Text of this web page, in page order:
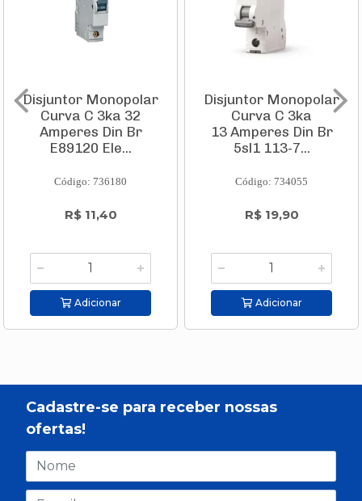
Disjuntor Monopolar
Curva C 3ka 32
Amperes Din Br
E89120 Ele...
Código: 736180
R$ 11,40
Adicionar
Disjuntor Monopolar
Curva C 3ka
13 Amperes Din Br
5sl1 113-7...
Código: 734055
R$ 19,90
Adicionar
Cadastre-se para receber nossas
ofertas!